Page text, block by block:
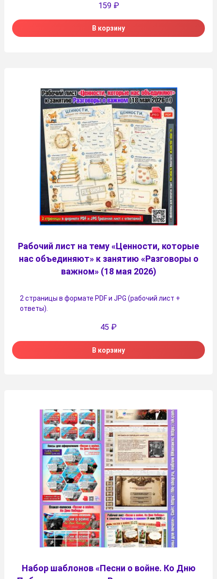
159 ₽
В корзину
Рабочий лист на тему «Ценности, которые
нас объединяют» к занятию «Разговоры о
важном» (18 мая 2026)
2 страницы в формате PDF и JPG (рабочий лист +
ответы).
45 ₽
В корзину
Набор шаблонов «Песни о войне. Ко Дню